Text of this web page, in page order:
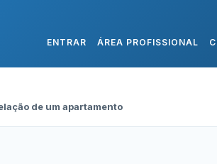
ENTRAR ÁREA PROFISSIONAL
de um apartamento